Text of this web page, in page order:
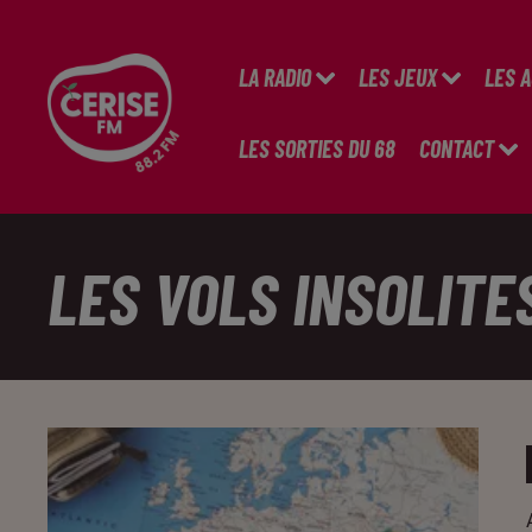
LA RADIO LES JEUX LES
LES SORTIES DU 68 CONTACT
LES VOLS